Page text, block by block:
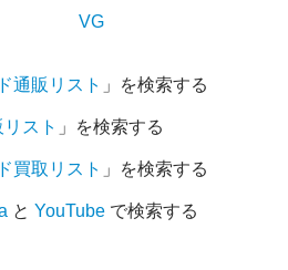
VG
通販リスト 」を検索する
スト 」を検索する
買取リスト 」を検索する
と YouTube で検索する